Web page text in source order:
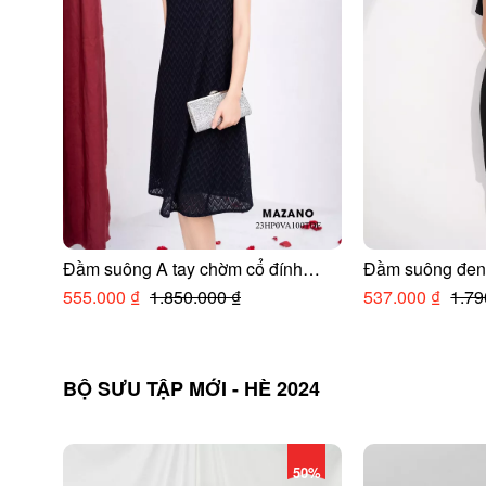
Đầm suông A tay chờm cổ đính
trang trí
555.000 ₫ 1.850.000 ₫
Đầm suông
điệu
537.000 ₫
BỘ SƯU TẬP MỚI - HÈ 2024
50%